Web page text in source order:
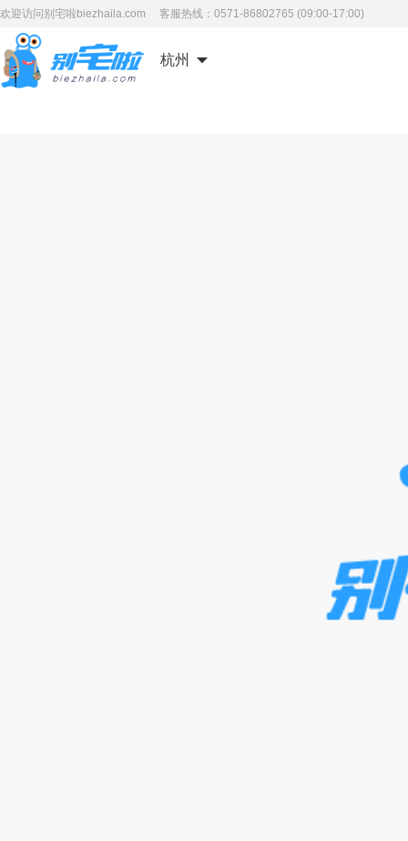
欢迎访问别宅啦biezhaila.com 客服热线：0571-86802765 (09:00-17:00)
杭州